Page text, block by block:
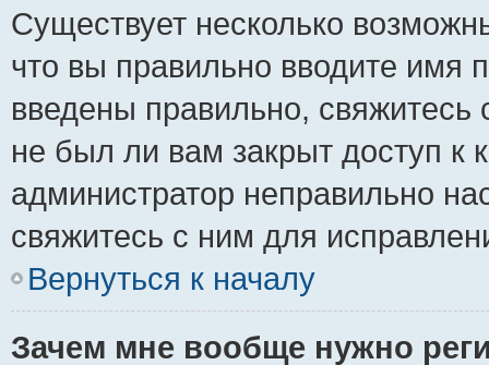
Существует несколько
что вы правильно вводите имя
введены правильно,
не был ли вам закрыт доступ к
администратор неправильно
свяжитесь с ним для
Вернуться к началу
Зачем мне вообще нужно